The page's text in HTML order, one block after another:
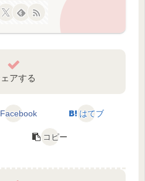
アする
Facebook はてブ
コピー